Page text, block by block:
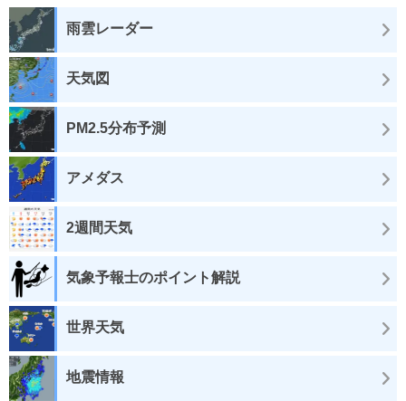
雨雲レーダー
天気図
PM2.5分布予測
アメダス
2週間天気
気象予報士のポイント解説
世界天気
地震情報